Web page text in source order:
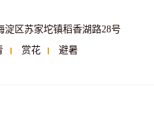
淀区苏家坨镇稻香湖路28号
赏花 避暑